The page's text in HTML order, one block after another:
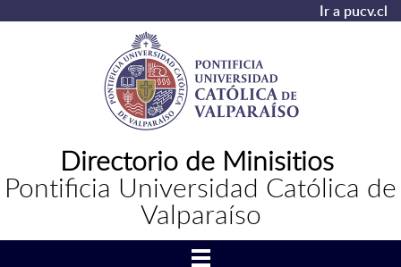
Ir a pucv.cl
Directorio de Minisitios
Pontificia Universidad Católica de
Valparaíso